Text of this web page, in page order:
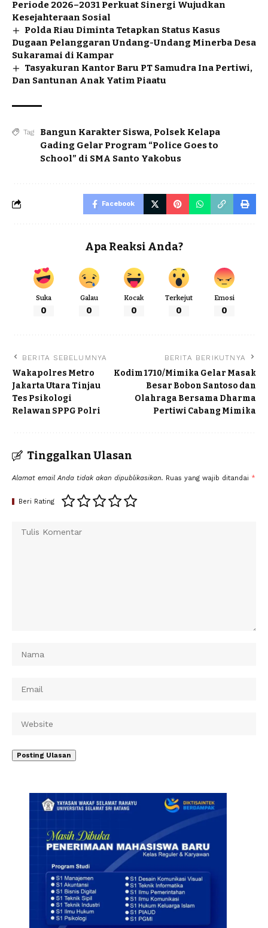
Periode 2026–2031 Perkuat Sinergi Wujudkan
Kesejahteraan Sosial
Polda Riau Diminta Tetapkan Status Kasus
Dugaan Pelanggaran Undang-Undang Minerba Desa
Sukaramai di Kampar
Tasyakuran Kantor Baru PT Samudra Ina Pertiwi,
Dan Santunan Anak Yatim Piaatu
Tag Bangun Karakter Siswa, Polsek Kelapa
Gading Gelar Program “Police Goes to
School” di SMA Santo Yakobus
Facebook
Apa Reaksi Anda?
Suka
0
Galau
0
Kocak
0
Terkejut
0
Emosi
0
BERITA SEBELUMNYA
Wakapolres Metro
Jakarta Utara Tinjau
Tes Psikologi
Relawan SPPG Polri
BERITA BERIKUTNYA
Kodim 1710/Mimika Gelar Masak
Besar Bobon Santoso dan
Olahraga Bersama Dharma
Pertiwi Cabang Mimika
Tinggalkan Ulasan
Alamat email Anda tidak akan dipublikasikan. Ruas yang wajib ditandai *
Beri Rating